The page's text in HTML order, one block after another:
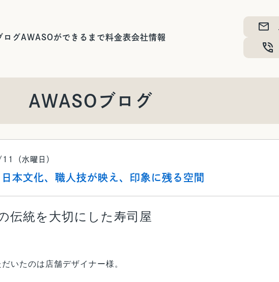
ログAWASOができるまで料金表会社情報
AWASOブログ
（水曜日）
本文化、職人技が映え、印象に残る空間
伝統を大切にした寿司屋
いたのは店舗デザイナー様。